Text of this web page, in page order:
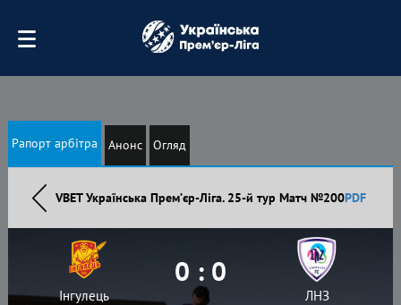
Рапорт арбітра Анонс Огляд
VBET Українська Премʼєр-Ліга. 25-й тур Матч №200PDF
Інгулець
0 : 0
ЛНЗ